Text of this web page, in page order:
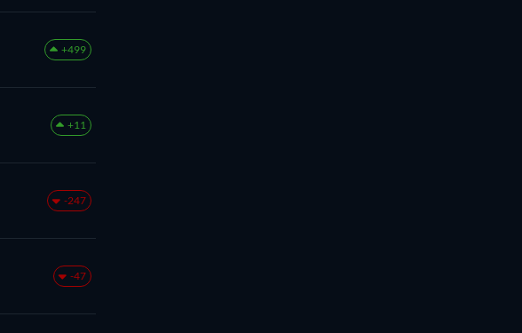
+499
+11
-247
-47